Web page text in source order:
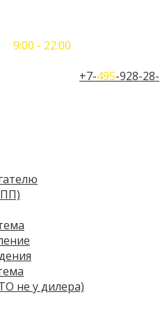
9:00 - 22:00
+7-495-928-28-
не у дилера)